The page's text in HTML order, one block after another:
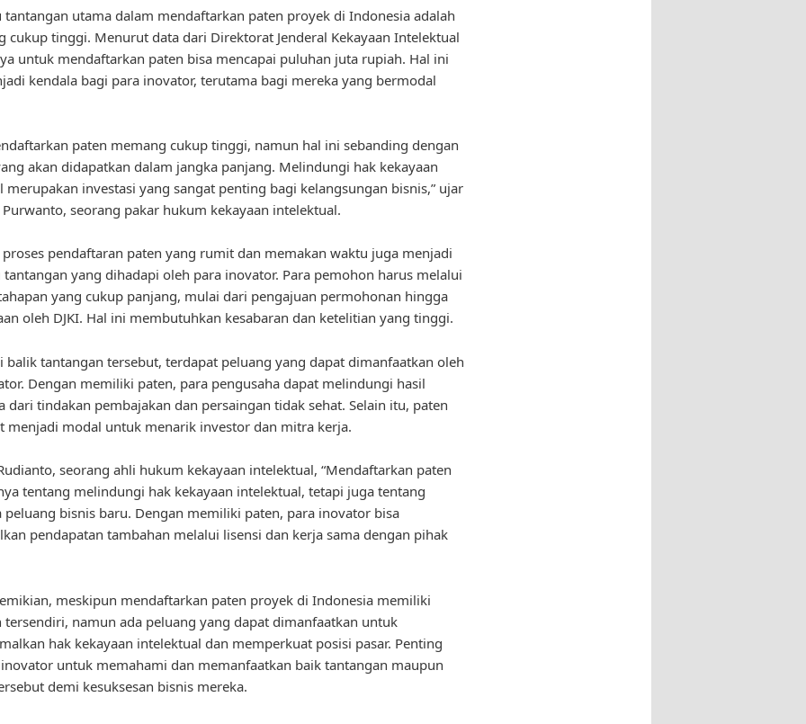
tantangan utama dalam mendaftarkan paten proyek di Indonesia adalah
cukup tinggi. Menurut data dari Direktorat Jenderal Kekayaan Intelektual
untuk mendaftarkan paten bisa mencapai puluhan juta rupiah. Hal ini
kendala bagi para inovator, terutama bagi mereka yang bermodal
paten memang cukup tinggi, namun hal ini sebanding dengan
akan didapatkan dalam jangka panjang. Melindungi hak kekayaan
merupakan investasi yang sangat penting bagi kelangsungan bisnis,” ujar
seorang pakar hukum kekayaan intelektual.
proses pendaftaran paten yang rumit dan memakan waktu juga menjadi
tantangan yang dihadapi oleh para inovator. Para pemohon harus melalui
yang cukup panjang, mulai dari pengajuan permohonan hingga
oleh DJKI. Hal ini membutuhkan kesabaran dan ketelitian yang tinggi.
balik tantangan tersebut, terdapat peluang yang dapat dimanfaatkan oleh
Dengan memiliki paten, para pengusaha dapat melindungi hasil
dari tindakan pembajakan dan persaingan tidak sehat. Selain itu, paten
menjadi modal untuk menarik investor dan mitra kerja.
seorang ahli hukum kekayaan intelektual, “Mendaftarkan paten
tentang melindungi hak kekayaan intelektual, tetapi juga tentang
peluang bisnis baru. Dengan memiliki paten, para inovator bisa
pendapatan tambahan melalui lisensi dan kerja sama dengan pihak
meskipun mendaftarkan paten proyek di Indonesia memiliki
tersendiri, namun ada peluang yang dapat dimanfaatkan untuk
hak kekayaan intelektual dan memperkuat posisi pasar. Penting
untuk memahami dan memanfaatkan baik tantangan maupun
demi kesuksesan bisnis mereka.